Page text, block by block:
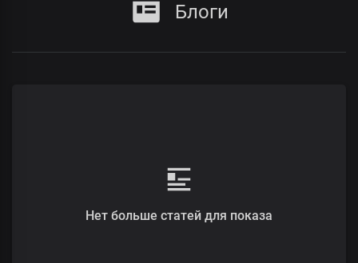
Блоги
Нет больше статей для показа